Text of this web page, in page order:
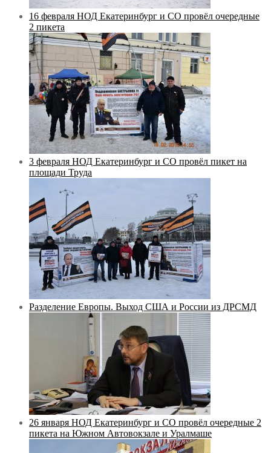
16 февраля НОД Екатеринбург и СО провёл очередные
2 пикета
3 февраля НОД Екатеринбург и СО провёл пикет на
площади Труда
Разделение Европы. Выход США и России из ДРСМД
26 января НОД Екатеринбург и СО провёл очередные 2
пикета на Южном Автовокзале и Уралмаше